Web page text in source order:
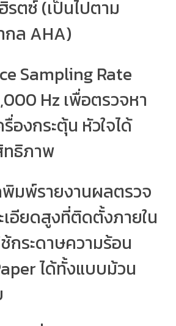
รตซ์ (เป็นไปตาม
กล AHA)
Sampling Rate
Hz เพื่อตรวจหา
งกระตุ้น หัวใจได้
ทธิภาพ
พิมพ์รายงานผลตรวจ
อียดสูงที่ติดตั้งภายใน
กระดาษความร้อน
ได้ทั้งแบบม้วน